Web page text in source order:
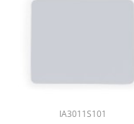
IA3011S101